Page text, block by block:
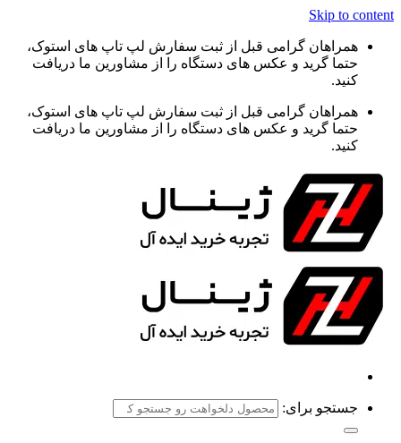
Skip to content
همراهان گرامی قبل از ثبت سفارش لپ تاپ های استوک،
حتما گرید و عکس های دستگاه را از مشاورین ما دریافت
کنید.
همراهان گرامی قبل از ثبت سفارش لپ تاپ های استوک،
حتما گرید و عکس های دستگاه را از مشاورین ما دریافت
کنید.
جستجو برای: